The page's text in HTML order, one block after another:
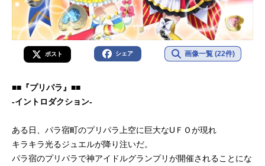
ポスト シェア 画像一覧 (22件)
■■『プリパラ』■■
-イントロダクション-
ある日、パラ宿町のプリパラ上空に巨大なUＦＯが現れ
キラキラ光るジュエルが降り注いだ。
パラ宿のプリパラで神アイドルグランプリが開催されることにな